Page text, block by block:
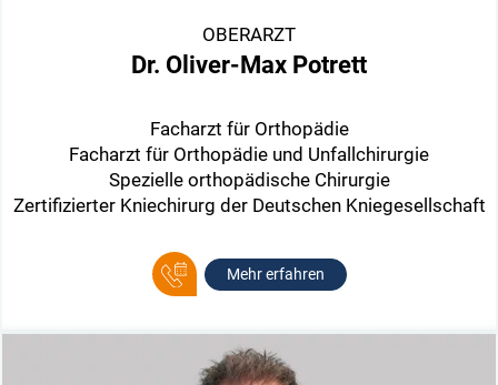
OBERARZT
Dr. Oliver-Max Potrett
Facharzt für Orthopädie
Facharzt für Orthopädie und Unfallchirurgie
Spezielle orthopädische Chirurgie
Zertifizierter Kniechirurg der Deutschen Kniegesellschaft
Mehr erfahren